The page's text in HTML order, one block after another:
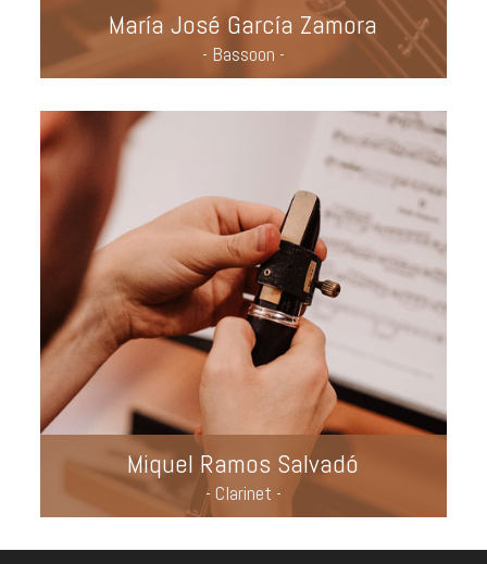
María José García Zamora
- Bassoon -
Miquel Ramos Salvadó
- Clarinet -